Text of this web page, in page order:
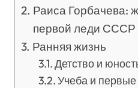
Раиса Горбачева:
первой леди СССР
Ранняя жизнь
Детство и
Учеба и